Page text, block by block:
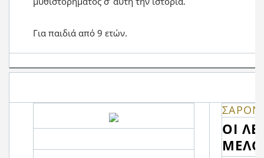
Για παιδιά από 9 ετών.
ΣΑΡΟΝ
ΟΙ